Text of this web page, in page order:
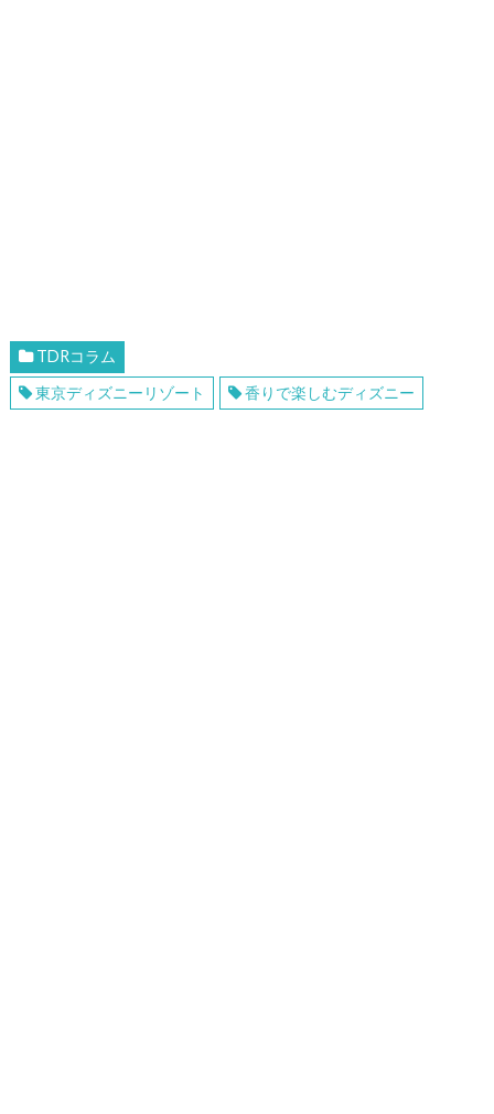
TDRコラム
東京ディズニーリゾート
香りで楽しむディズニー